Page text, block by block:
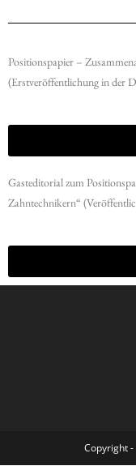
Positionspapier –
(Erstveröffentlichung in der
Gasteditorial zum
Zahntechnikern“
Copyright -